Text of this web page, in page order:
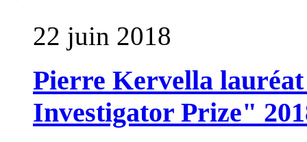
22 juin 2018
Pierre Kervella
Investigator Prize"